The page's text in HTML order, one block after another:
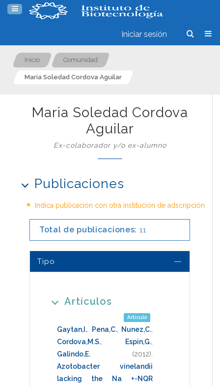
Iniciar sesión
Inicio Comunidad
Maria Soledad Cordova Aguilar
Maria Soledad Cordova
Aguilar
Ex-colaborador y/o ex-alumno
Publicaciones
* Indica publicación con otra institución de adscripción
Total de publicaciones: 11
Tipo
Artículos
Artículo
Gaytan,I. Pena,C., Nunez,C.
Cordova,M.S.
Espin,G.
Galindo,E.
(2012)
Azotobacter vinelandii
lacking the Na +-NQR